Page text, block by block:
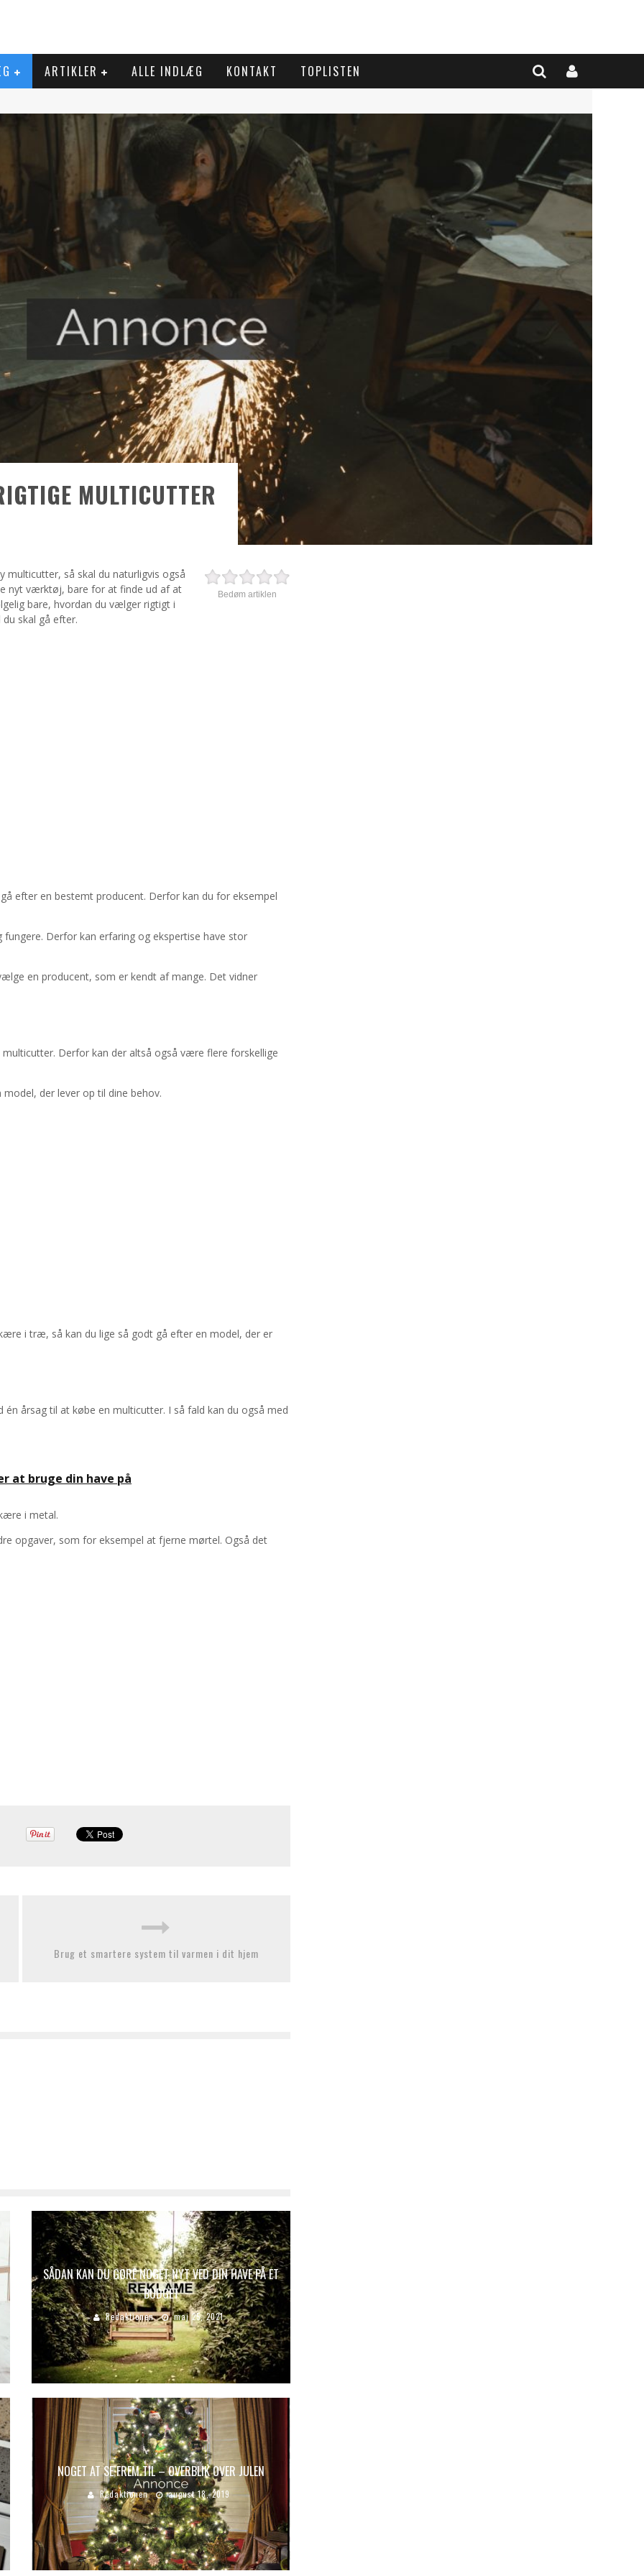
ARTIKLER ALLE INDLÆG KONTAKT TOPLISTEN
MULTICUTTER
Bedøm artiklen
multicutter, så skal du naturligvis også
nyt værktøj, bare for at finde ud af at
bare, hvordan du vælger rigtigt i
skal gå efter.
efter en bestemt producent. Derfor kan du for eksempel
Derfor kan erfaring og ekspertise have stor
en producent, som er kendt af mange. Det vidner
Derfor kan der altså også være flere forskellige
der lever op til dine behov.
i træ, så kan du lige så godt gå efter en model, der er
årsag til at købe en multicutter. I så fald kan du også med
at bruge din have på
i metal.
opgaver, som for eksempel at fjerne mørtel. Også det
Brug et smartere system til varmen i dit hjem
SÅDAN KAN DU GØRE NOGET NYT VED DIN HAVE PÅ ET
BUDGET
Redaktionen maj 25, 2021
NOGET AT SE FREM TIL – OVERBLIK OVER JULEN
Redaktionen august 18, 2019